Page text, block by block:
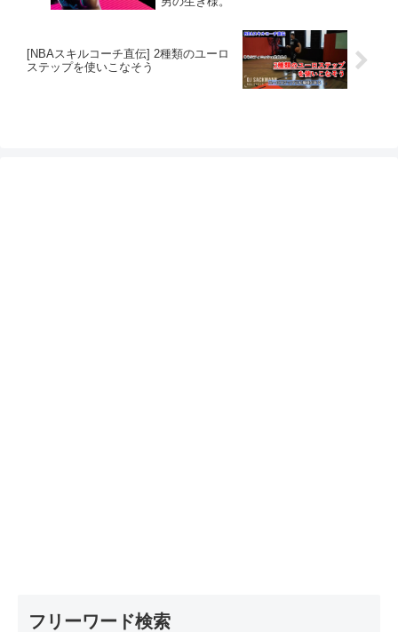
[NBAスキルコーチ直伝] 2種類のユーロ
ステップを使いこなそう
フリーワード検索